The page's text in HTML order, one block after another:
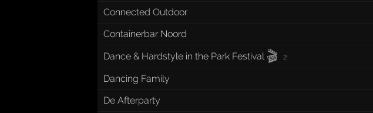
Connected Outdoor
Containerbar Noord
Dance & Hardstyle in the Park Festival 🎬 2
Dancing Family
De Afterparty